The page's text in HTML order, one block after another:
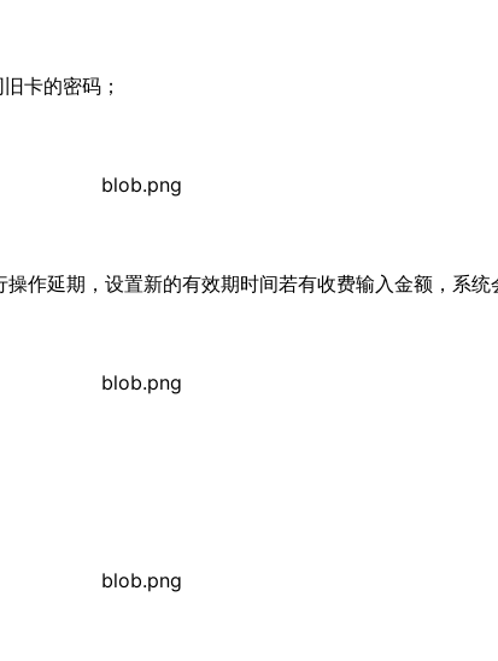
卡的密码；
作延期，设置新的有效期时间若有收费输入金额，系统